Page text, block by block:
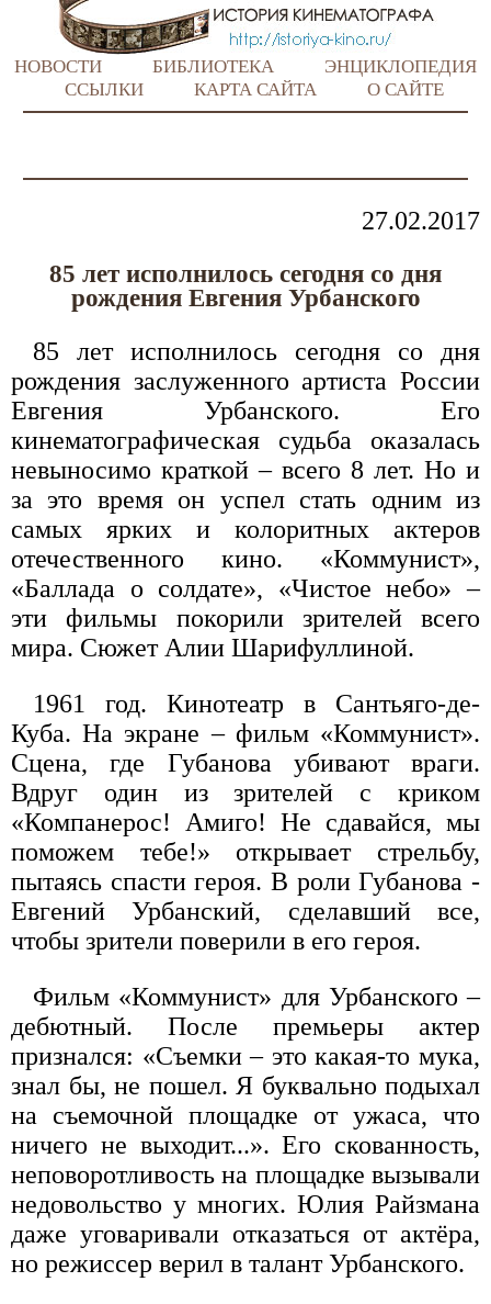
НОВОСТИ БИБЛИОТЕКА
ЭНЦИКЛОПЕДИЯ
ССЫЛКИ
КАРТА САЙТА О САЙТЕ
27.02.2017
85 лет исполнилось сегодня со дня
рождения Евгения Урбанского
85 лет исполнилось сегодня со дня
рождения заслуженного артиста России
Евгения Урбанского. Его
кинематографическая судьба оказалась
невыносимо краткой – всего 8 лет. Но и
за это время он успел стать одним из
самых ярких и колоритных актеров
отечественного кино. «Коммунист»,
«Баллада о солдате», «Чистое небо» –
эти фильмы покорили зрителей всего
мира. Сюжет Алии Шарифуллиной.
1961 год. Кинотеатр в Сантьяго-де-
Куба. На экране – фильм «Коммунист».
Сцена, где Губанова убивают враги.
Вдруг один из зрителей с криком
«Компанерос! Амиго! Не сдавайся, мы
поможем тебе!» открывает стрельбу,
пытаясь спасти героя. В роли Губанова -
Евгений Урбанский, сделавший все,
чтобы зрители поверили в его героя.
Фильм «Коммунист» для Урбанского –
дебютный. После премьеры актер
признался: «Съемки – это какая-то мука,
знал бы, не пошел. Я буквально подыхал
на съемочной площадке от ужаса, что
ничего не выходит...». Его скованность,
неповоротливость на площадке вызывали
недовольство у многих. Юлия Райзмана
даже уговаривали отказаться от актёра,
но режиссер верил в талант Урбанского.